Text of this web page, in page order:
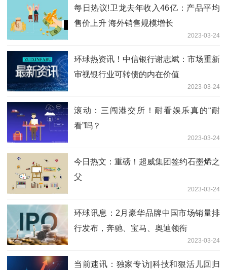
每日热议!卫龙去年收入46亿：产品平均
售价上升 海外销售规模增长
2023-03-24
环球热资讯！中信银行谢志斌：市场重新
审视银行业可转债的内在价值
2023-03-24
滚动：三闯港交所！耐看娱乐真的“耐
看”吗？
2023-03-24
今日热文：重磅！超威集团签约石墨烯之
父
2023-03-24
环球讯息：2月豪华品牌中国市场销量排
行发布，奔驰、宝马、奥迪领衔
2023-03-24
当前速讯：独家专访|科技和狠活儿回归